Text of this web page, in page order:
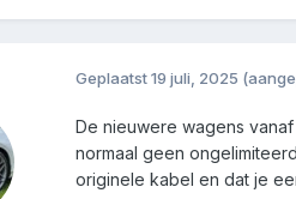
Geplaatst19 juli, 2025
De nieuwere wagens
normaal geen
originele kabel en dat je